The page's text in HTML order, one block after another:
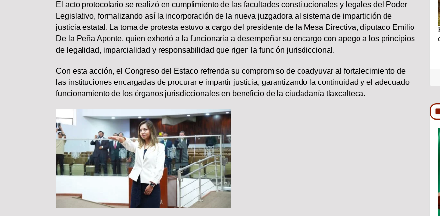
El acto protocolario se realizó en cumplimiento de las facultades constitucionales y legales del Poder
Legislativo, formalizando así la incorporación de la nueva juzgadora al sistema de impartición de
justicia estatal. La toma de protesta estuvo a cargo del presidente de la Mesa Directiva, diputado Emilio
De la Peña Aponte, quien exhortó a la funcionaria a desempeñar su encargo con apego a los principios
de legalidad, imparcialidad y responsabilidad que rigen la función jurisdiccional.
Con esta acción, el Congreso del Estado refrenda su compromiso de coadyuvar al fortalecimiento de
las instituciones encargadas de procurar e impartir justicia, garantizando la continuidad y el adecuado
funcionamiento de los órganos jurisdiccionales en beneficio de la ciudadanía tlaxcalteca.
Lo más valioso de un hogar no se puede
comprar
Ganar sin perder lo más importante por Lic.
Rocío Hernández Castillo
TRASCENDIDO